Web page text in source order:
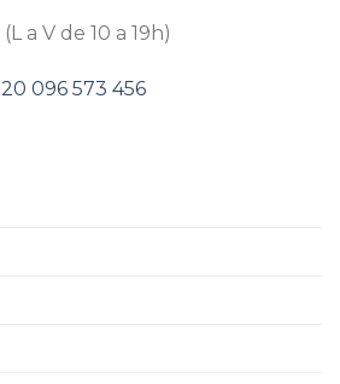
a V de 10 a 19h)
096 573 456